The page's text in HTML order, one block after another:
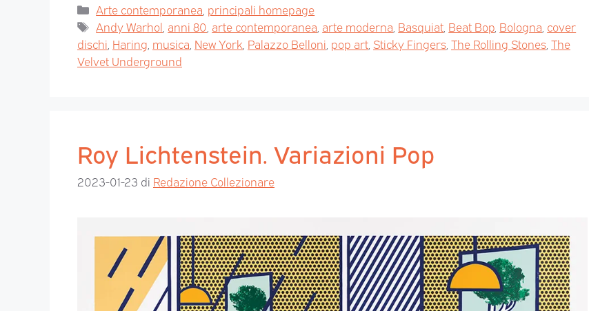
Arte contemporanea principali homepage
Andy Warhol anni 80 arte contemporanea arte moderna Basquiat Beat Bop Bologna cover
dischi Haring musica New York Palazzo Belloni pop art Sticky Fingers The Rolling Stones The
Velvet Underground
Roy Lichtenstein. Variazioni Pop
2023-01-23 di Redazione Collezionare